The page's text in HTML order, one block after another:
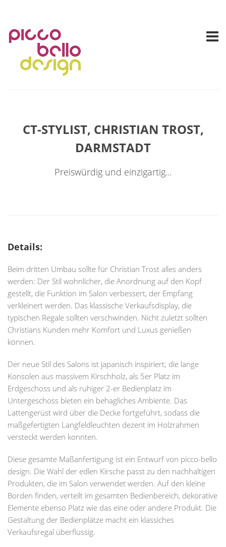
CT-STYLIST, CHRISTIAN TROST,
DARMSTADT
Preiswürdig und einzigartig...
Details:
Beim dritten Umbau sollte für Christian Trost alles anders
werden: Der Stil wohnlicher, die Anordnung auf den Kopf
gestellt, die Funktion im Salon verbessert, der Empfang
verkleinert werden. Das klassische Verkaufsdisplay, die
typischen Regale sollten verschwinden. Nicht zuletzt sollten
Christians Kunden mehr Komfort und Luxus genießen
können.
Der neue Stil des Salons ist japanisch inspiriert; die lange
Konsolen aus massivem Kirschholz, als 5er Platz im
Erdgeschoss und als ruhiger 2-er Bedienplatz im
Untergeschoss bieten ein behagliches Ambiente. Das
Lattengerüst wird über die Decke fortgeführt, sodass die
maßgefertigten Langfeldleuchten dezent im Holzrahmen
versteckt werden konnten.
Diese gesamte Maßanfertigung ist ein Entwurf von picco-bello
design. Die Wahl der edlen Kirsche passt zu den nachhaltigen
Produkten, die im Salon verwendet werden. Auf den kleine
Borden finden, verteilt im gesamten Bedienbereich, dekorative
Elemente ebenso Platz wie das eine oder andere Produkt. Die
Gestaltung der Bedienplätze macht ein klassiches
Verkaufsregal überflüssig.